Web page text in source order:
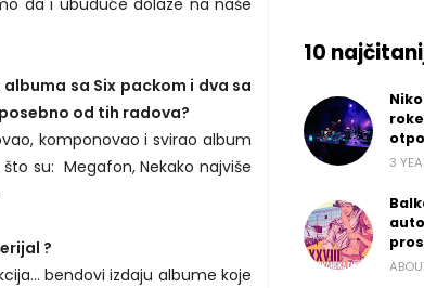
da i ubuduće dolaze na naše
sa Six packom i dva sa
od tih radova?
komponovao i svirao album
su: Megafon, Nekako najviše
?
bendovi izdaju albume koje
10
3